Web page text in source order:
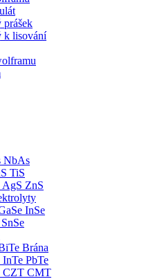
prášek
k lisování
NbAs
TiS
AgS ZnS
InSe
Brána
PbTe
CZT CMT